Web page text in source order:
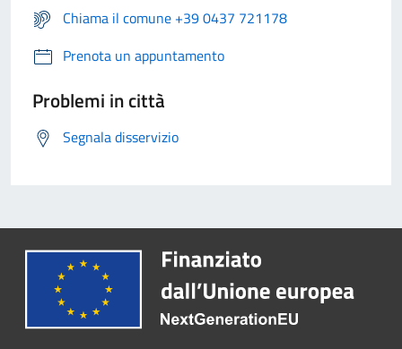
Chiama il comune +39 0437 721178
Prenota un appuntamento
Problemi in città
Segnala disservizio